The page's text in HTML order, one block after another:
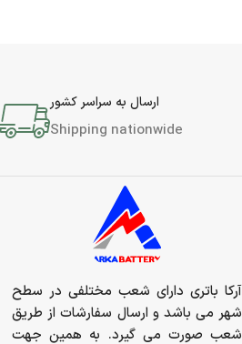
ارسال به سراسر کشور
Shipping nationwide
آرکا باتری دارای شعب مختلفی در سطح
شهر می باشد و ارسال سفارشات از طریق
شعب صورت می گیرد. به همین جهت